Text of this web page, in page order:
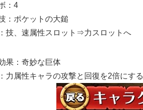
：4
：ポケットの大鎚
技、速属性スロット⇒力スロットへ
果：奇妙な巨体
力属性キャラの攻撃と回復を2倍にす